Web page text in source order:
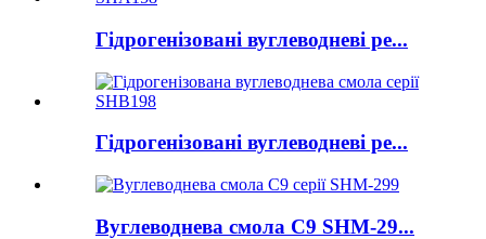
Гідрогенізовані вуглеводневі ре...
Гідрогенізовані вуглеводневі ре...
Вуглеводнева смола C9 SHM-29...